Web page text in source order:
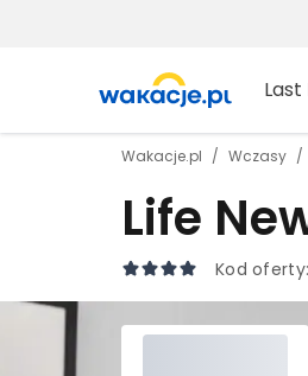
Wakacje.pl Wczasy
Life
Kod